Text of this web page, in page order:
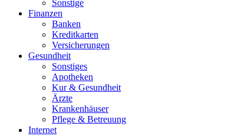
Sonstige
Finanzen
Banken
Kreditkarten
Versicherungen
Gesundheit
Sonstiges
Apotheken
Kur & Gesundheit
Ärzte
Krankenhäuser
Pflege & Betreuung
Internet